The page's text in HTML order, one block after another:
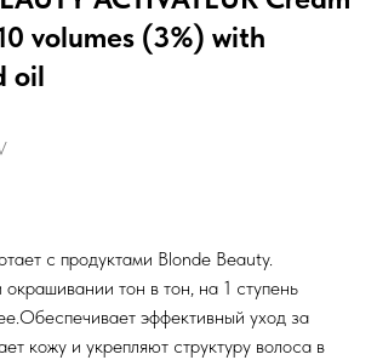
volumes (3%) with
oil
с продуктами Blonde Beauty.
окрашивании тон в тон, на 1 ступень
эффективный уход за
кожу и укрепляют структуру волоса в